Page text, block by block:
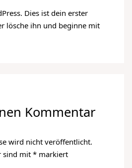
Dies ist dein erster
lösche ihn und beginne mit
Kommentar
wird nicht veröffentlicht.
sind mit* markiert